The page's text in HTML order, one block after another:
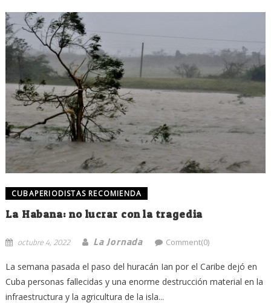
CUBAPERIODISTAS RECOMIENDA
La Habana: no lucrar con la tragedia
octubre 4, 2022 La Jornada Comment(0)
La semana pasada el paso del huracán Ian por el Caribe dejó en
Cuba personas fallecidas y una enorme destrucción material en la
infraestructura y la agricultura de la isla...